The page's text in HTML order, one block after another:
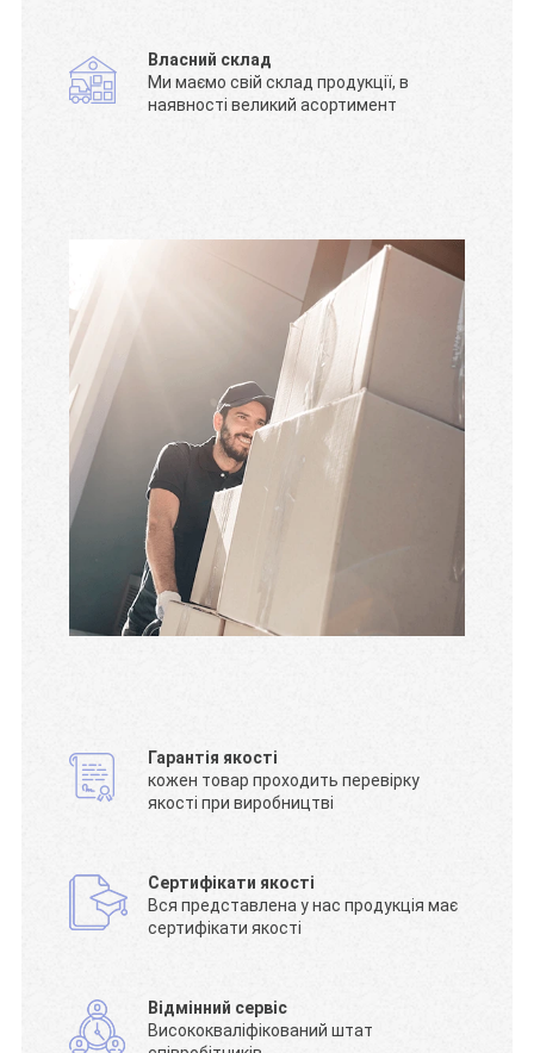
Власний склад
Ми маємо свій склад продукції, в
наявності великий асортимент
Гарантія якості
кожен товар проходить перевірку
якості при виробництві
Сертифікати якості
Вся представлена у нас продукція має
сертифікати якості
Відмінний сервіс
Висококваліфікований штат